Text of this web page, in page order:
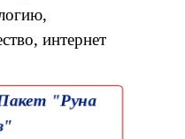
интернет
"Руна